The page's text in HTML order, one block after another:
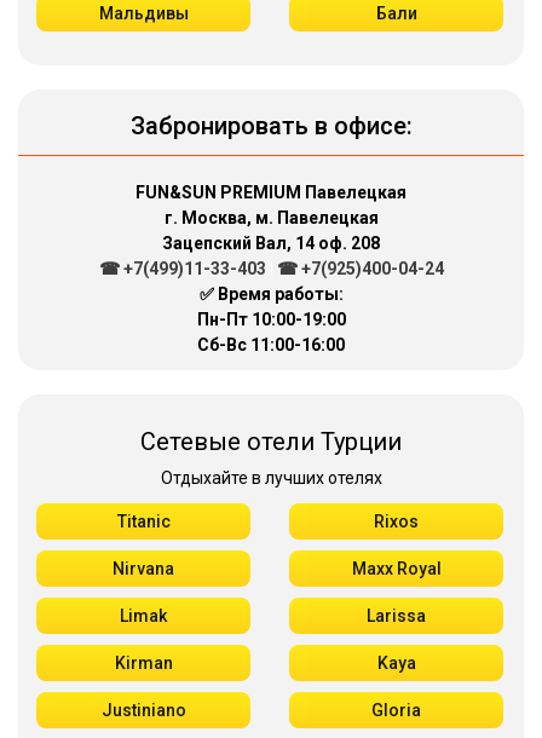
Мальдивы Бали
Забронировать в офисе:
FUN&SUN PREMIUM Павелецкая
г. Москва, м. Павелецкая
Зацепский Вал, 14 оф. 208
☎ +7(499)11-33-403
☎ +7(925)400-04-24
✅ Время работы:
Пн-Пт 10:00-19:00
Сб-Вс 11:00-16:00
Сетевые отели Турции
Отдыхайте в лучших отелях
Titanic Rixos
Nirvana Maxx Royal
Limak Larissa
Kirman Kaya
Justiniano Gloria